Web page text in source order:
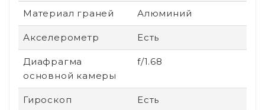
Материал граней Алюминий
Акселерометр Есть
Диафрагма
основной камеры
f/1.68
Гироскоп Есть